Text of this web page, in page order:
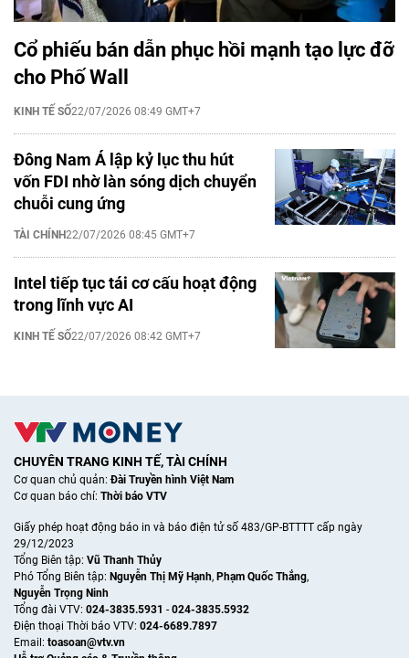
Cổ phiếu bán dẫn phục hồi mạnh tạo lực đỡ
cho Phố Wall
KINH TẾ SỐ22/07/2026 08:49 GMT+7
Đông Nam Á lập kỷ lục thu hút
vốn FDI nhờ làn sóng dịch chuyển
chuỗi cung ứng
TÀI CHÍNH22/07/2026 08:45 GMT+7
Intel tiếp tục tái cơ cấu hoạt động
trong lĩnh vực AI
KINH TẾ SỐ22/07/2026 08:42 GMT+7
CHUYÊN TRANG KINH TẾ, TÀI CHÍNH
Cơ quan chủ quản:Đài Truyền hình Việt Nam
Cơ quan báo chí: Thời báo VTV
Giấy phép hoạt động báo in và báo điện tử số 483/GP-BTTTT cấp ngày
29/12/2023
Tổng Biên tập: Vũ Thanh Thủy
Phó Tổng Biên tập: Nguyễn Thị Mỹ Hạnh, Phạm Quốc Thắng,
Nguyễn Trọng Ninh
Tổng đài VTV: 024-3835.5931 - 024-3835.5932
Ðiện thoại Thời báo VTV: 024-6689.7897
Email: toasoan@vtv.vn